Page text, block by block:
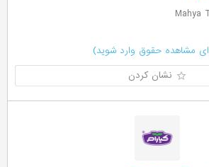
مشاهده حقوق وارد شوید)
نشان کردن